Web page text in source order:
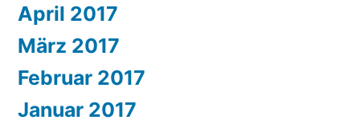
April 2017
März 2017
Februar 2017
Januar 2017